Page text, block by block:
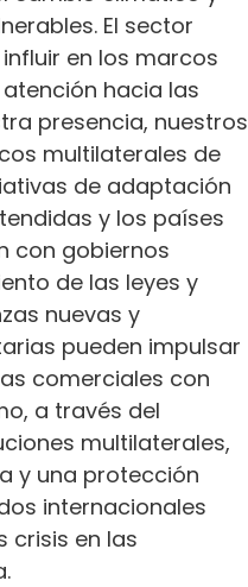
El sector
en los marcos
hacia las
presencia, nuestros
multilaterales de
de adaptación
y los países
con gobiernos
de las leyes y
nuevas y
pueden impulsar
comerciales con
a través del
multilaterales,
y una protección
internacionales
crisis en las